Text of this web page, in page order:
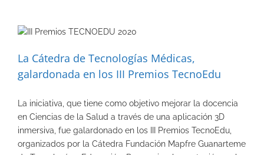
La Cátedra de Tecnologías Médicas,
galardonada en los III Premios TecnoEdu
La iniciativa, que tiene como objetivo mejorar la docencia
en Ciencias de la Salud a través de una aplicación 3D
inmersiva, fue galardonado en los III Premios TecnoEdu,
organizados por la Cátedra Fundación Mapfre Guanarteme